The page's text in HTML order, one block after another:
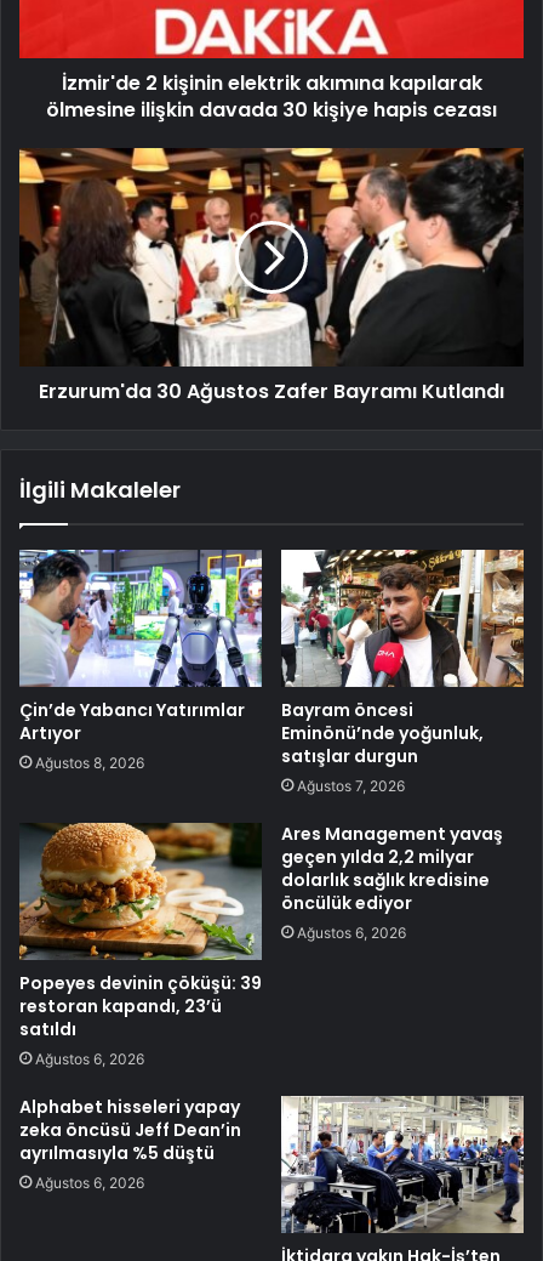
İzmir'de 2 kişinin elektrik akımına kapılarak
ölmesine ilişkin davada 30 kişiye hapis cezası
Erzurum'da 30 Ağustos Zafer Bayramı Kutlandı
İlgili Makaleler
Çin’de Yabancı Yatırımlar
Artıyor
Ağustos 8, 2026
Bayram öncesi
Eminönü’nde yoğunluk,
satışlar durgun
Ağustos 7, 2026
Popeyes devinin çöküşü: 39
restoran kapandı, 23’ü
satıldı
Ağustos 6, 2026
Ares Management yavaş
geçen yılda 2,2 milyar
dolarlık sağlık kredisine
öncülük ediyor
Ağustos 6, 2026
Alphabet hisseleri yapay
zeka öncüsü Jeff Dean’in
ayrılmasıyla %5 düştü
Ağustos 6, 2026
İktidara yakın Hak-İş’ten